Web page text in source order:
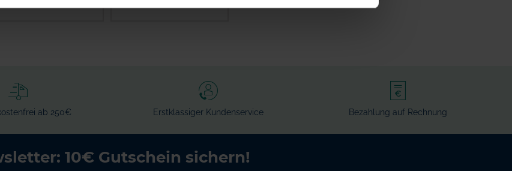
ab 250€ Erstklassiger Kundenservice Bezahlung auf Rechnung
10€ Gutschein sichern!